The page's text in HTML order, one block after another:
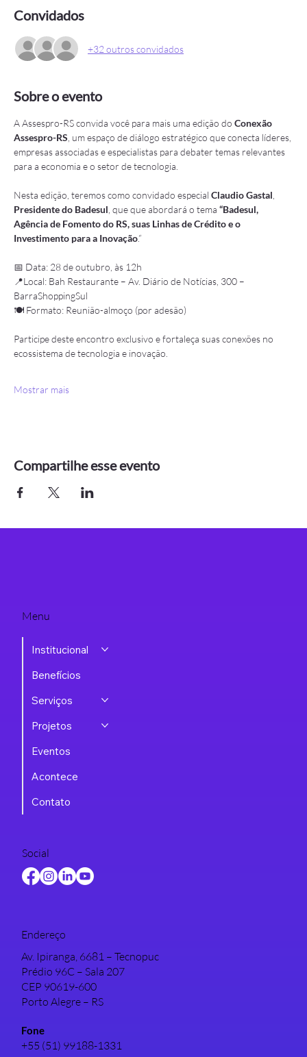
Convidados
+32 outros convidados
Sobre o evento
A Assespro-RS convida você para mais uma edição do Conexão
Assespro-RS , um espaço de diálogo estratégico que conecta líderes,
empresas associadas e especialistas para debater temas relevantes
para a economia e o setor de tecnologia.
Nesta edição, teremos como convidado especial Claudio Gastal
Presidente do Badesul , que que abordará o tema “Badesul,
Agência de Fomento do RS, suas Linhas de Crédito e o
Investimento para a Inovação.”
📅 Data: 28 de outubro, às 12h
📍Local: Bah Restaurante – Av. Diário de Notícias, 300 –
BarraShoppingSul
🍽 Formato: Reunião-almoço (por adesão)
Participe deste encontro exclusivo e fortaleça suas conexões no
ecossistema de tecnologia e inovação.
Mostrar mais
Compartilhe esse evento
Menu
Institucional
Benefícios
Serviços
Projetos
Eventos
Acontece
Contato
Social
Endereço
Av. Ipiranga, 6681 – Tecnopuc
Prédio 96C – Sala 207
CEP 90619-600
Porto Alegre – RS
Fone
+55 (51) 99188-1331